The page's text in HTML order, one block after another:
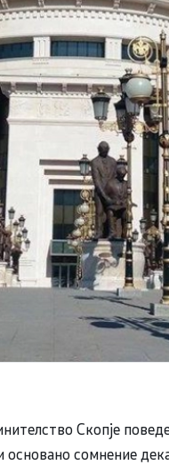
Скопје
сомнение